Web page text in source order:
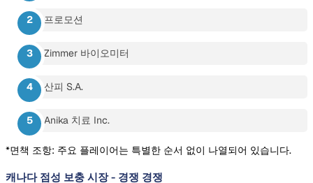
프로모션
Zimmer 바이오미터
산피 S.A.
Anika 치료 Inc.
*면책 조항: 주요 플레이어는 특별한 순서 없이 나열되어 있습니다.
캐나다 점성 보충 시장- 경쟁 경쟁